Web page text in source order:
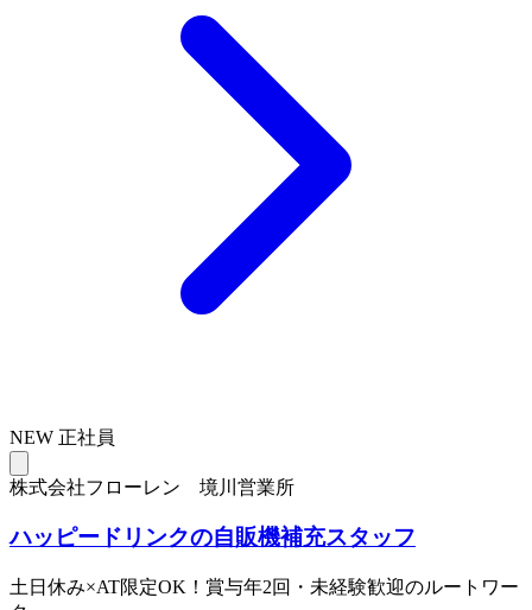
NEW 正社員
株式会社フローレン 境川営業所
ハッピードリンクの自販機補充スタッフ
土日休み×AT限定OK！賞与年2回・未経験歓迎のルートワー